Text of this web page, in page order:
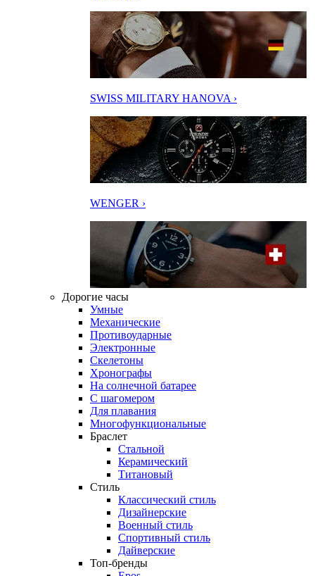
SWISS MILITARY HANOVA ›
WENGER ›
Дорогие часы
Умные
Механические
Противоударные
Электронные
Скелетоны
Хронографы
На солнечной батарее
С шагомером
Для плавания
Многофункциональные
Браслет
Стальной
Керамический
Титановый
Стиль
Классический стиль
Дизайнерские
Военный стиль
Спортивный стиль
Дайверские
Топ-бренды